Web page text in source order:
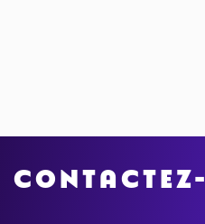
CONTACTEZ-